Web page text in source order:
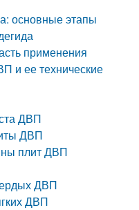
основные этапы
применения
и ее технические
ДВП
ДВП
плит ДВП
ДВП
ДВП